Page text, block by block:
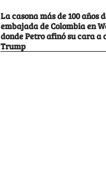
La casona más de 100 años
embajada de Colombia en
donde Petro afinó su cara a
Trump